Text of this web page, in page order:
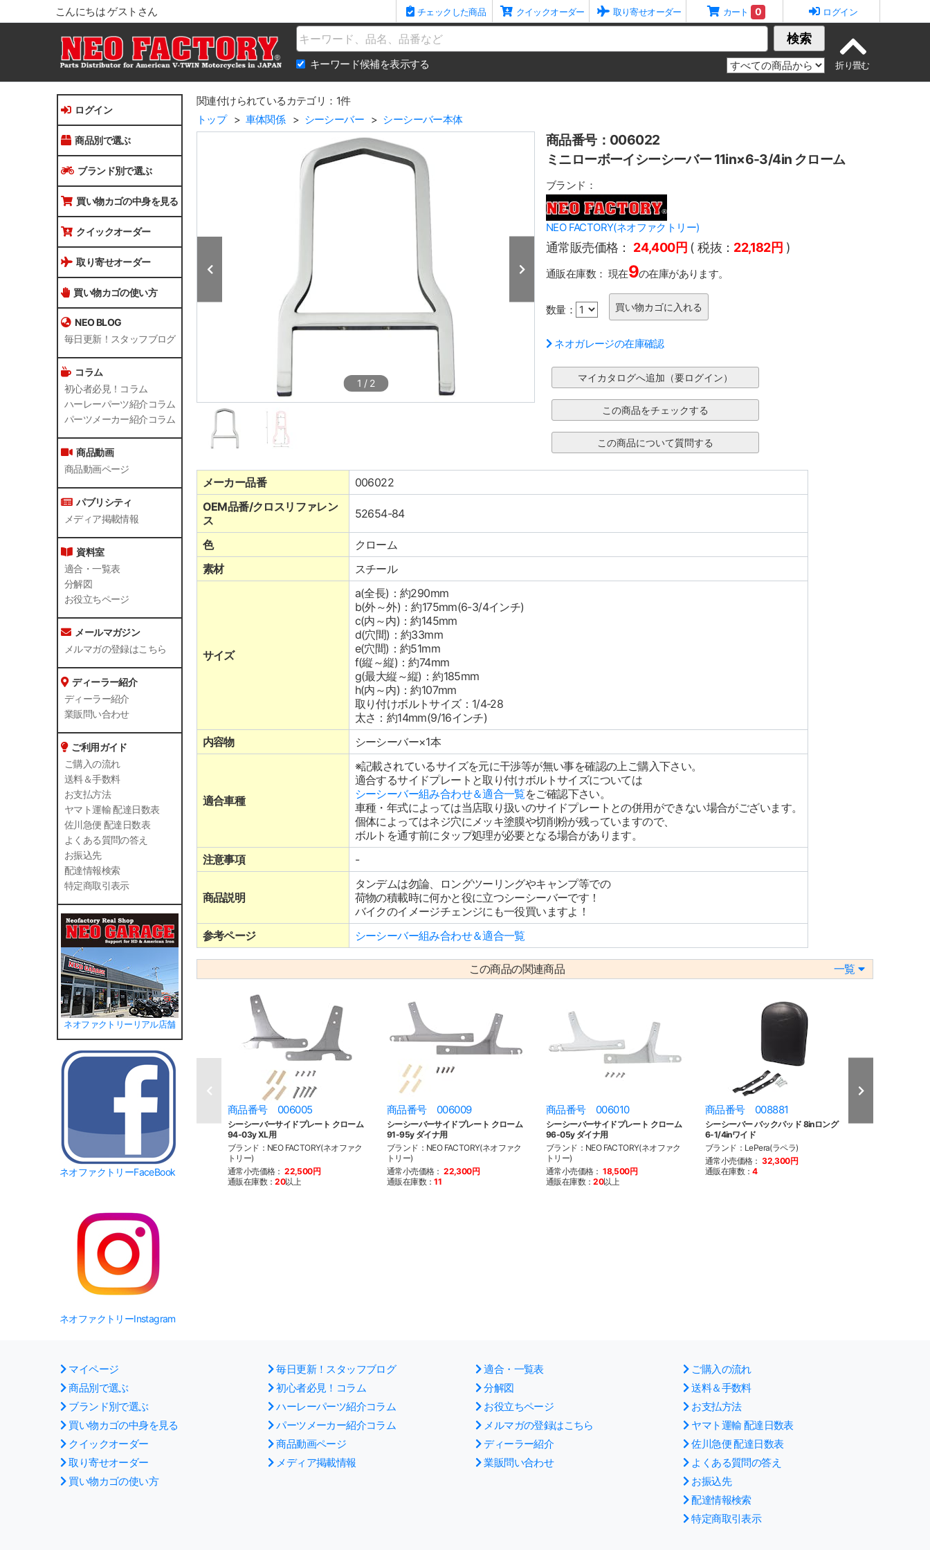
こんにちは ゲストさん チェックした商品 クイックオーダー 取り寄せオーダー カート 0 ログイン
Name 検索
キーワード候補を表示する
ログイン
商品別で選ぶ
ブランド別で選ぶ
買い物カゴの中身を見る
クイックオーダー
取り寄せオーダー
買い物カゴの使い方
NEO BLOG
毎日更新！スタッフブログ
コラム
初心者必見！コラム
ハーレーパーツ紹介コラム
パーツメーカー紹介コラム
商品動画
商品動画ページ
パブリシティ
メディア掲載情報
資料室
適合・一覧表
分解図
お役立ちページ
メールマガジン
メルマガの登録はこちら
ディーラー紹介
ディーラー紹介
業販問い合わせ
ご利用ガイド
ご購入の流れ
送料＆手数料
お支払方法
ヤマト運輸 配達日数表
佐川急便 配達日数表
よくある質問の答え
お振込先
配達情報検索
特定商取引表示
ネオファクトリーリアル店舗
ネオファクトリーFaceBook
ネオファクトリーInstagram
関連付けられているカテゴリ：1件
トップ
車体関係 シーシーバー シーシーバー本体
1 / 2
商品番号：006022
ミニローボーイシーシーバー 11in×6-3/4in クローム
ブランド：
NEO FACTORY(ネオファクトリー)
通常販売価格： 24,400円 ( 税抜： 22,182円 )
通販在庫数： 現在9の在庫があります。
数量：
ネオガレージの在庫確認
メーカー品番
006022
OEM品番/クロスリファレン
ス
52654-84
色
クローム
素材
スチール
サイズ
a(全長)：約290mm
b(外～外)：約175mm(6-3/4インチ)
c(内～内)：約145mm
d(穴間)：約33mm
e(穴間)：約51mm
f(縦～縦)：約74mm
g(最大縦～縦)：約185mm
h(内～内)：約107mm
取り付けボルトサイズ：1/4-28
太さ：約14mm(9/16インチ)
内容物
シーシーバー×1本
適合車種
※記載されているサイズを元に干渉等が無い事を確認の上ご購入下さい。
適合するサイドプレートと取り付けボルトサイズについては
シーシーバー組み合わせ＆適合一覧をご確認下さい。
車種・年式によっては当店取り扱いのサイドプレートとの併用ができない場合がございます。
個体によってはネジ穴にメッキ塗膜や切削粉が残っていますので、
ボルトを通す前にタップ処理が必要となる場合があります。
注意事項
-
商品説明
タンデムは勿論、ロングツーリングやキャンプ等での
荷物の積載時に何かと役に立つシーシーバーです！
バイクのイメージチェンジにも一役買いますよ！
参考ページ
シーシーバー組み合わせ＆適合一覧
この商品の関連商品 一覧
商品番号 006005
シーシーバーサイドプレート クローム
94-03y XL用
ブランド：NEO FACTORY(ネオファク
トリー)
通常小売価格： 22,500円
通販在庫数：20以上
商品番号 006009
シーシーバーサイドプレート クローム
91-95y ダイナ用
ブランド：NEO FACTORY(ネオファク
トリー)
通常小売価格： 22,300円
通販在庫数：11
商品番号 006010
シーシーバーサイドプレート クローム
96-05y ダイナ用
ブランド：NEO FACTORY(ネオファク
トリー)
通常小売価格： 18,500円
通販在庫数：20以上
商品番号 008881
シーシーバー バックパッド 8inロング
6-1/4inワイド
ブランド：LePera(ラペラ)
通常小売価格： 32,300円
通販在庫数：4
シーシーバー バ
マイページ
商品別で選ぶ
ブランド別で選ぶ
買い物カゴの中身を見る
クイックオーダー
取り寄せオーダー
買い物カゴの使い方
毎日更新！スタッフブログ
初心者必見！コラム
ハーレーパーツ紹介コラム
パーツメーカー紹介コラム
商品動画ページ
メディア掲載情報
適合・一覧表
分解図
お役立ちページ
メルマガの登録はこちら
ディーラー紹介
業販問い合わせ
ご購入の流れ
送料＆手数料
お支払方法
ヤマト運輸 配達日数表
佐川急便 配達日数表
よくある質問の答え
お振込先
配達情報検索
特定商取引表示